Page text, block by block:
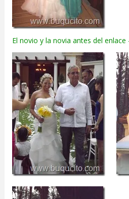
El novio y la novia antes del